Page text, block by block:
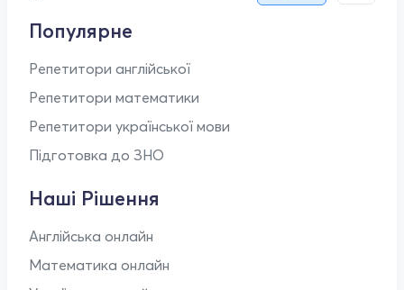
Популярне
Репетитори англійської
Репетитори математики
Репетитори української мови
Підготовка до ЗНО
Наші Рішення
Англійська онлайн
Математика онлайн